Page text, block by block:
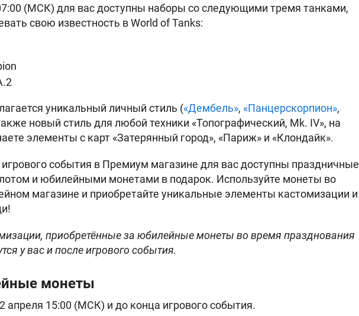
(МСК) для вас доступны наборы со следующими тремя танками,
свою известность в World of Tanks:
уникальный личный стиль («Дембель», «Панцерскорпион»,
новый стиль для любой техники «Топографический, Mk. IV», на
элементы с карт «Затерянный город», «Париж» и «Клондайк».
события в Премиум магазине для вас доступны праздничные
и юбилейными монетами в подарок. Используйте монеты во
магазине и приобретайте уникальные элементы кастомизации и
приобретённые за юбилейные монеты во время празднования
у вас и после игрового события.
монеты
апреля 15:00 (МСК) и до конца игрового события.